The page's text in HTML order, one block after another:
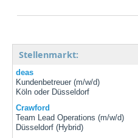
Stellenmarkt:
deas
Kundenbetreuer (m/w/d)
Köln oder Düsseldorf
Crawford
Team Lead Operations (m/w/d)
Düsseldorf (Hybrid)